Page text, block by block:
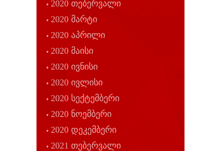
2020 თებერვალი
2020 მარტი
2020 აპრილი
2020 მაისი
2020 ივნისი
2020 ივლისი
2020 სექტემბერი
2020 ნოემბერი
2020 დეკემბერი
2021 თებერვალი